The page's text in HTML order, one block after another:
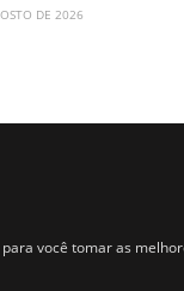
DE 2026
você tomar as